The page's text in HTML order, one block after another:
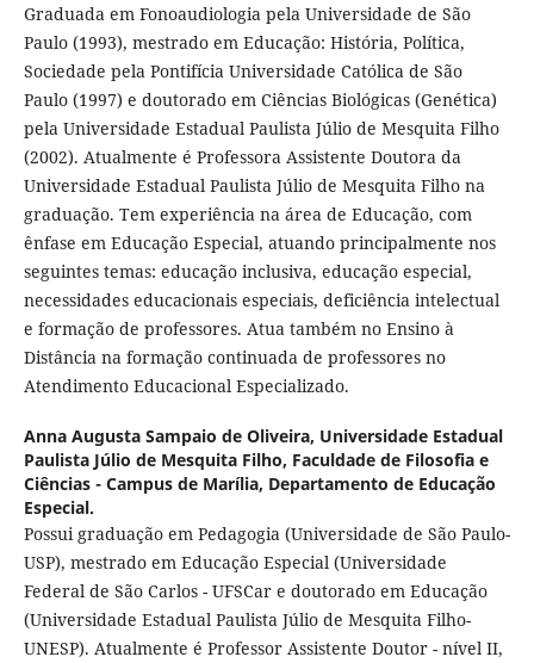
Graduada em Fonoaudiologia pela Universidade de São
Paulo (1993), mestrado em Educação: História, Política,
Sociedade pela Pontifícia Universidade Católica de São
Paulo (1997) e doutorado em Ciências Biológicas (Genética)
pela Universidade Estadual Paulista Júlio de Mesquita Filho
(2002). Atualmente é Professora Assistente Doutora da
Universidade Estadual Paulista Júlio de Mesquita Filho na
graduação. Tem experiência na área de Educação, com
ênfase em Educação Especial, atuando principalmente nos
seguintes temas: educação inclusiva, educação especial,
necessidades educacionais especiais, deficiência intelectual
e formação de professores. Atua também no Ensino à
Distância na formação continuada de professores no
Atendimento Educacional Especializado.
Anna Augusta Sampaio de Oliveira, Universidade Estadual
Paulista Júlio de Mesquita Filho, Faculdade de Filosofia e
Ciências - Campus de Marília, Departamento de Educação
Especial.
Possui graduação em Pedagogia (Universidade de São Paulo-
USP), mestrado em Educação Especial (Universidade
Federal de São Carlos - UFSCar e doutorado em Educação
(Universidade Estadual Paulista Júlio de Mesquita Filho-
UNESP). Atualmente é Professor Assistente Doutor - nível II,